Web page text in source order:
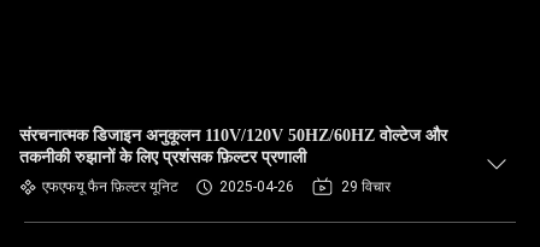
संरचनात्मक डिजाइन अनुकूलन 110V/120V 50HZ/60HZ वोल्टेज और
तकनीकी रुझानों के लिए प्रशंसक फ़िल्टर प्रणाली
एफएफयू फैन फ़िल्टर यूनिट 2025-04-26 29 विचार